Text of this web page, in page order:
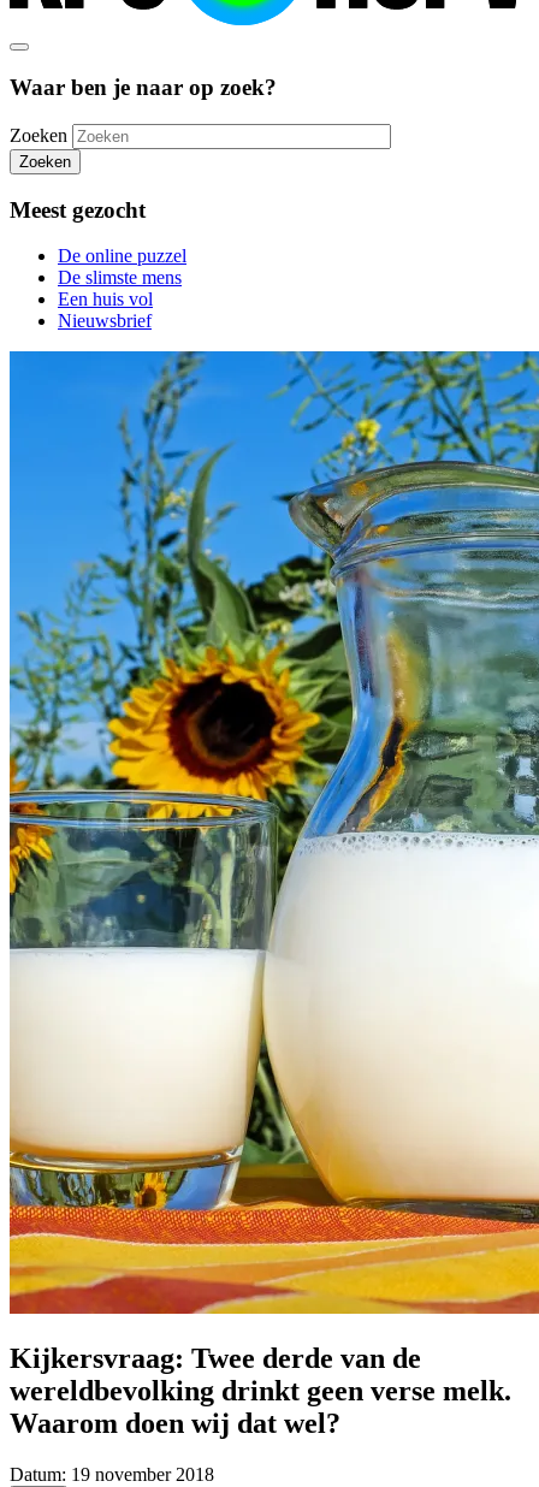
Waar ben je naar op zoek?
Zoeken
Zoeken
Meest gezocht
De online puzzel
De slimste mens
Een huis vol
Nieuwsbrief
Kijkersvraag: Twee derde van de
wereldbevolking drinkt geen verse melk.
Waarom doen wij dat wel?
Datum: 19 november 2018